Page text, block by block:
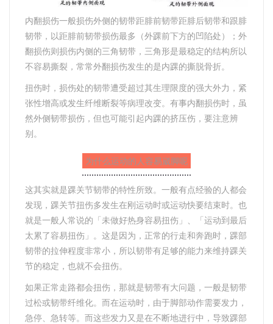
内翻损伤一般损伤外侧的韧带距腓前韧带距腓后韧带和跟腓
韧带，以距腓前韧带损伤最多（外踝前下方的凹陷处）；外
翻损伤则损伤内侧的三角韧带，三角形是最稳定的结构所以
不容易撕裂，常常外翻损伤发生的是内踝的撕脱骨折。
扭伤时，损伤处的韧带遭受超过其生理限度的强大外力，紧
张性增高或发生纤维断裂等病理改变。有事内翻损伤时，虽
然外侧韧带损伤，但也可能引起内踝的挤压伤，要注意辨
别。
为什么运动的人容易崴脚呢
这其实就是踝关节韧带的特性所致。一般有点经验的人都会
发现，踝关节扭伤多发生在刚运动时或运动快要结束时。也
就是一般人常说的「未做好热身容易扭伤」、「运动到最后
太累了容易扭伤」。这是因为，正常的行走和奔跑时，踝部
韧带的拉伸程度非常小，所以韧带有足够的能力来维持踝关
节的稳定，也就不会扭伤。
如果正常走路都会扭伤，那就是韧带有大问题，一般是韧带
过松或韧带纤维化。而在运动时，由于脚部动作需要发力，
急停、急转等。而这些发力又是在不断地进行中，导致踝部